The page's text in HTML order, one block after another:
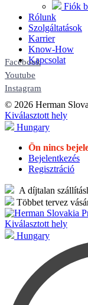
Fiók
Rólunk
Szolgáltatások
Karrier
Know-How
Kapcsolat
Facebook
Youtube
Instagram
© 2026 Herman
Kiválasztott hely
Hungary
Ön nincs
Bejelentkezés
Regisztráció
A díjtalan
Többet tervez
Kiválasztott hely
Hungary